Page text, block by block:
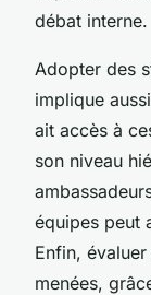
débat interne.
Adopter des
implique
ait accès à
son niveau
équipes peut
Enfin,
menées,